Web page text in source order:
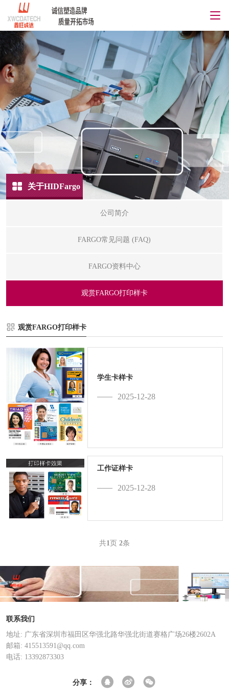
关于HIDFargo
公司简介
FARGO常见问题 (FAQ)
FARGO资料中心
观赏FARGO打印样卡
观赏FARGO打印样卡
学生卡样卡
2025-12-28
工作证样卡
2025-12-28
共1 页 2条
联系我们
地址: 广东省深圳市福田区华强北路华强北街道赛格广场26楼2602A
邮箱: 415513591@qq.com
电话: 13392873303
分享：